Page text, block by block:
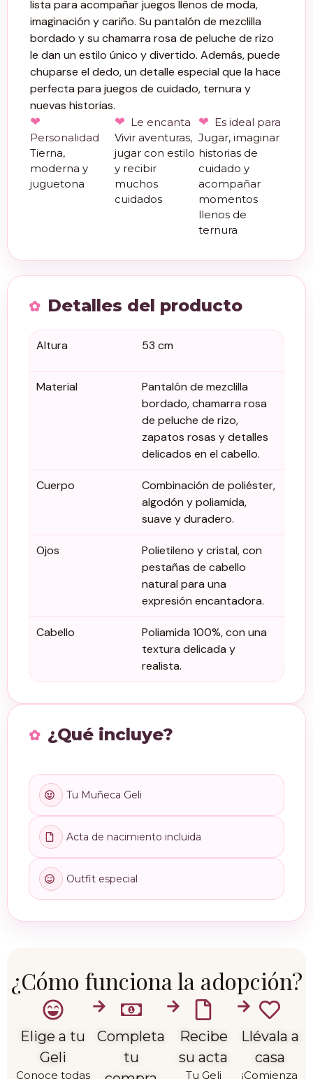
lista para acompañar juegos llenos de moda,
imaginación y cariño. Su pantalón de mezclilla
bordado y su chamarra rosa de peluche de rizo
le dan un estilo único y divertido. Además, puede
chuparse el dedo, un detalle especial que la hace
perfecta para juegos de cuidado, ternura y
nuevas historias.
Personalidad
Tierna,
moderna y
juguetona
Le encanta
Vivir aventuras,
jugar con estilo
y recibir
muchos
cuidados
Es ideal para
Jugar, imaginar
historias de
cuidado y
acompañar
momentos
llenos de
ternura
Detalles del producto
Altura 53 cm
Material
Pantalón de mezclilla
bordado, chamarra rosa
de peluche de rizo,
zapatos rosas y detalles
delicados en el cabello.
Cuerpo
Combinación de poliéster,
algodón y poliamida,
suave y duradero.
Ojos
Polietileno y cristal, con
pestañas de cabello
natural para una
expresión encantadora.
Cabello
Poliamida 100%, con una
textura delicada y
realista.
¿Qué incluye?
Tu Muñeca Geli
Acta de nacimiento incluida
Outfit especial
¿Cómo funciona la adopción?
Elige a tu
Geli
Conoce todas
Completa
tu
Recibe
su acta
Tu Geli
Llévala a
casa
¡Comienza